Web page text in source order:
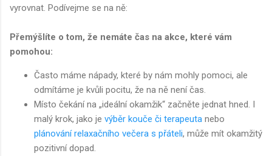
vyrovnat. Podívejme se na ně:
Přemýšlíte o tom, že nemáte čas na akce, které vám
pomohou:
Často máme nápady, které by nám mohly pomoci, ale
odmítáme je kvůli pocitu, že na ně není čas.
Místo čekání na „ideální okamžik“ začněte jednat hned. I
malý krok, jako je výběr kouče či terapeuta nebo
plánování relaxačního večera s přáteli, může mít okamžitý
pozitivní dopad.